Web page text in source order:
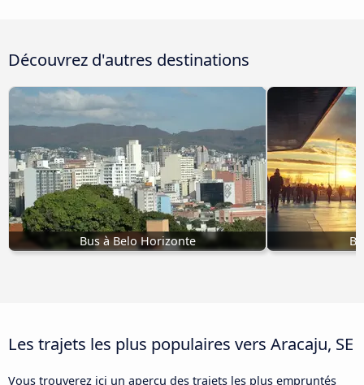
Découvrez d'autres destinations
Bus à Belo Horizonte
Les trajets les plus populaires vers Aracaju, SE
Vous trouverez ici un aperçu des trajets les plus empruntés